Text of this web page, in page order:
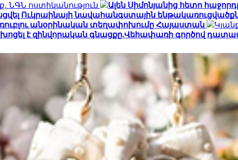
ՆԳՆ ոստիկանություն
Ալեն Սիմոնյանից հետո
Ուկրաինայի նավահանգստային
ռուբլու անօրինական տեղափոխումը Հայաստան
խոցել է զինվորական գնացքը.Վեհափառի գործով